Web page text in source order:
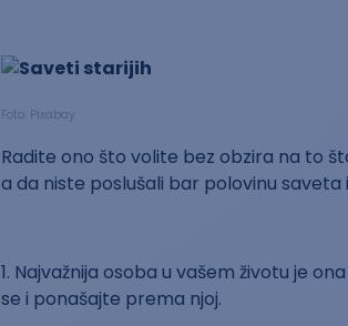
Foto: Pixabay
Radite ono što volite bez obzira na to
a da niste poslušali bar polovinu saveta
1. Najvažnija osoba u vašem životu je
se i ponašajte prema njoj.